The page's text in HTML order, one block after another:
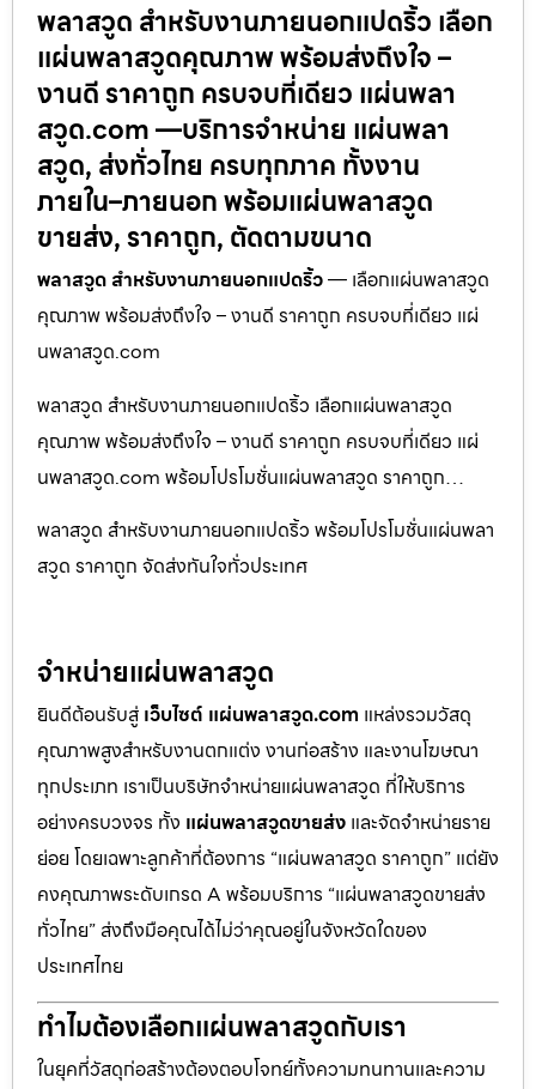
พลาสวูด สำหรับงานภายนอกแปดริ้ว เลือก
แผ่นพลาสวูดคุณภาพ พร้อมส่งถึงใจ –
งานดี ราคาถูก ครบจบที่เดียว แผ่นพลา
สวูด.com —บริการจำหน่าย แผ่นพลา
สวูด, ส่งทั่วไทย ครบทุกภาค ทั้งงาน
ภายใน–ภายนอก พร้อมแผ่นพลาสวูด
ขายส่ง, ราคาถูก, ตัดตามขนาด
พลาสวูด สำหรับงานภายนอกแปดริ้ว— เลือกแผ่นพลาสวูด
คุณภาพ พร้อมส่งถึงใจ – งานดี ราคาถูก ครบจบที่เดียว แผ่
นพลาสวูด.com
พลาสวูด สำหรับงานภายนอกแปดริ้ว เลือกแผ่นพลาสวูด
คุณภาพ พร้อมส่งถึงใจ – งานดี ราคาถูก ครบจบที่เดียว แผ่
นพลาสวูด.com พร้อมโปรโมชั่นแผ่นพลาสวูด ราคาถูก…
พลาสวูด สำหรับงานภายนอกแปดริ้ว พร้อมโปรโมชั่นแผ่นพลา
สวูด ราคาถูก จัดส่งทันใจทั่วประเทศ
จำหน่ายแผ่นพลาสวูด
ยินดีต้อนรับสู่ เว็บไซต์ แผ่นพลาสวูด.com แหล่งรวมวัสดุ
คุณภาพสูงสำหรับงานตกแต่ง งานก่อสร้าง และงานโฆษณา
ทุกประเภท เราเป็นบริษัทจำหน่ายแผ่นพลาสวูด ที่ให้บริการ
อย่างครบวงจร ทั้ง แผ่นพลาสวูดขายส่ง และจัดจำหน่ายราย
ย่อย โดยเฉพาะลูกค้าที่ต้องการ “แผ่นพลาสวูด ราคาถูก” แต่ยัง
คงคุณภาพระดับเกรด A พร้อมบริการ “แผ่นพลาสวูดขายส่ง
ทั่วไทย” ส่งถึงมือคุณได้ไม่ว่าคุณอยู่ในจังหวัดใดของ
ประเทศไทย
ทำไมต้องเลือกแผ่นพลาสวูดกับเรา
ในยุคที่วัสดุก่อสร้างต้องตอบโจทย์ทั้งความทนทานและความ